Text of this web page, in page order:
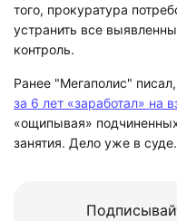
того, прокуратура
устранить все
контроль.
Ранее "Мегаполис"
за 6 лет «заработал» на
«ощипывая»
занятия. Дело уже в суде.